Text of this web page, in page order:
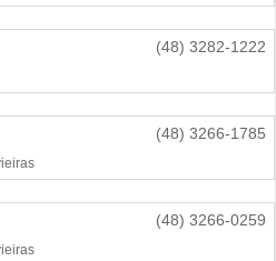
(48) 3282-1222
(48) 3266-1785
(48) 3266-0259